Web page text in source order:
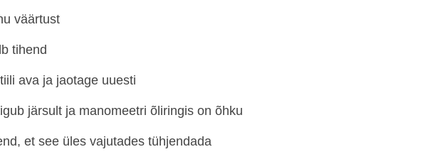
väärtust
tihend
ava ja jaotage uuesti
järsult ja manomeetri õliringis on õhku
et see üles vajutades tühjendada